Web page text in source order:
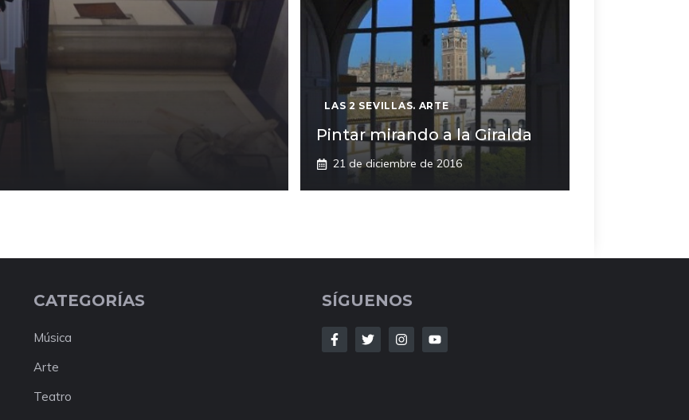
LAS 2 SEVILLAS. ARTE
Pintar mirando a la Giralda
21 de diciembre de 2016
CATEGORÍAS
Música
Arte
Teatro
SÍGUENOS